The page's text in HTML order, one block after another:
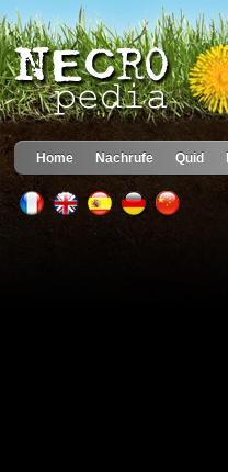
Home Nachrufe Quid